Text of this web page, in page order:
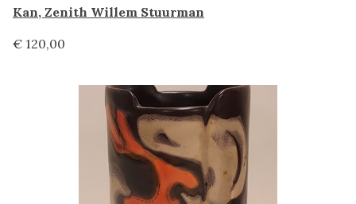
Kan, Zenith Willem Stuurman
€ 120,00